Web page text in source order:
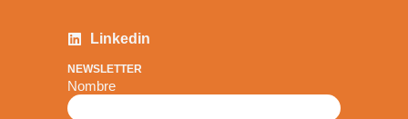
Linkedin
NEWSLETTER
Nombre